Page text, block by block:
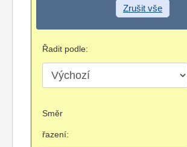
Zrušit vše
Řadit podle:
Směr
řazení: